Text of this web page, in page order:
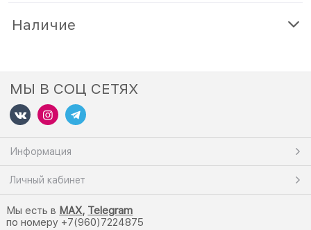
Наличие
МЫ В СОЦ СЕТЯХ
Информация
Личный кабинет
Мы есть в MAX, Telegram
по номеру +7(960)7224875